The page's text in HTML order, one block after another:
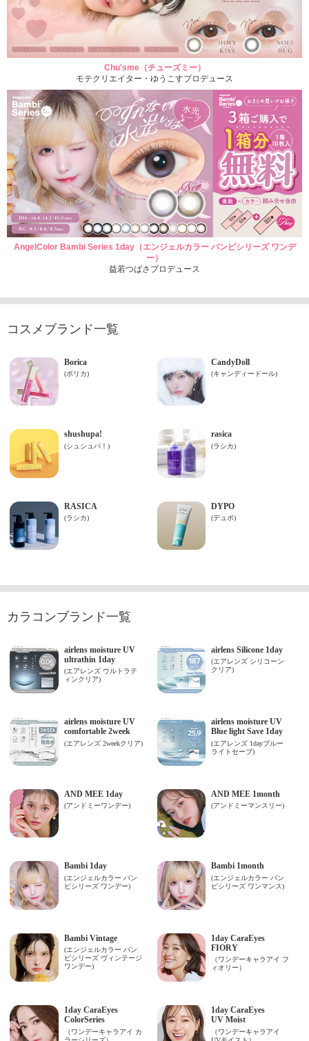
Chu'sme（チューズミー）
モテクリエイター・ゆうこすプロデュース
AngelColor Bambi Series 1day（エンジェルカラー バンビシリーズ ワンデ
ー）
益若つばさプロデュース
コスメブランド一覧
カラコンブランド一覧